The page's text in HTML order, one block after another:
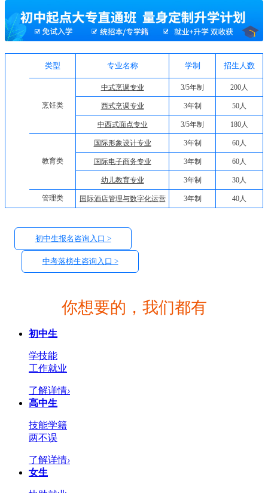
类型 专业名称 学制 招生人数
烹饪类
中式烹调专业
西式烹调专业
中西式面点专业
3/5年制
3年制
3/5年制
200人
50人
180人
教育类
国际形象设计专业
国际电子商务专业
幼儿教育专业
3年制
3年制
3年制
60人
60人
30人
管理类 国际酒店管理与数字化运营 3年制 40人
初中生报名咨询入口 >
中考落榜生咨询入口 >
你想要的，我们都有
初中生
学技能
工作就业
了解详情›
高中生
技能学籍
两不误
了解详情›
女生